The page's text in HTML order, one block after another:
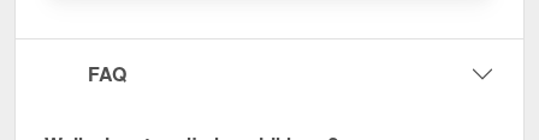
Zorg voor een stabiele en visueel aantrekkelijke
verbinding voor uw kanaalplaten - bestel nu!
FAQ